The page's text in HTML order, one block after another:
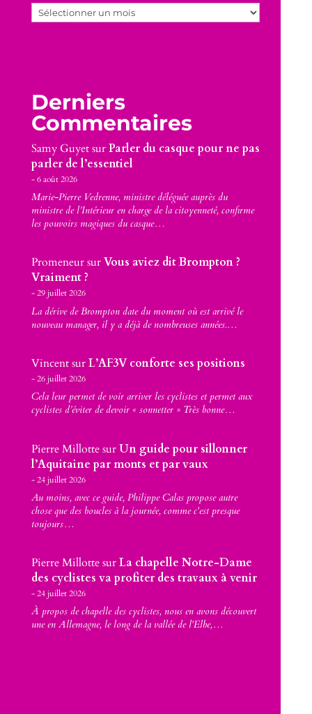
Archives
Derniers
Commentaires
Samy GuyetsurParler du casque pour ne pas
parler de l’essentiel
6 août 2026
Marie-Pierre Vedrenne, ministre déléguée auprès du
ministre de l’Intérieur en charge de la citoyenneté, confirme
les pouvoirs magiques du casque…
PromeneursurVous aviez dit Brompton ?
Vraiment ?
29 juillet 2026
La dérive de Brompton date du moment où est arrivé le
nouveau manager, il y a déjà de nombreuses années.…
VincentsurL’AF3V conforte ses positions
26 juillet 2026
Cela leur permet de voir arriver les cyclistes et permet aux
cyclistes d’éviter de devoir « sonnetter » Très bonne…
Pierre MillottesurUn guide pour sillonner
l’Aquitaine par monts et par vaux
24 juillet 2026
Au moins, avec ce guide, Philippe Calas propose autre
chose que des boucles à la journée, comme c'est presque
toujours…
Pierre MillottesurLa chapelle Notre-Dame
des cyclistes va profiter des travaux à venir
24 juillet 2026
À propos de chapelle des cyclistes, nous en avons découvert
une en Allemagne, le long de la vallée de l'Elbe,…